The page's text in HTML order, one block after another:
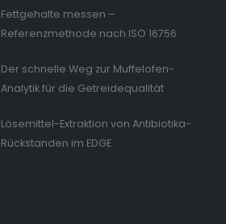
Fettgehalte messen –
Referenzmethode nach ISO 16756
Der schnelle Weg zur Muffelofen-
Analytik für die Getreidequalität
Lösemittel-Extraktion von Antibiotika-
Rückstanden im EDGE